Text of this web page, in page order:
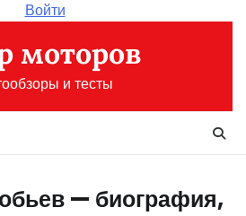
Войти
моторов
и тесты
— биография,